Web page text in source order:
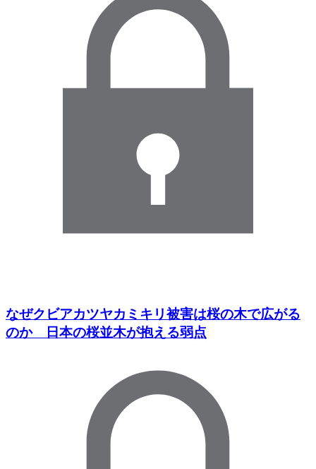
なぜクビアカツヤカミキリ被害は桜の木で広がる
のか 日本の桜並木が抱える弱点